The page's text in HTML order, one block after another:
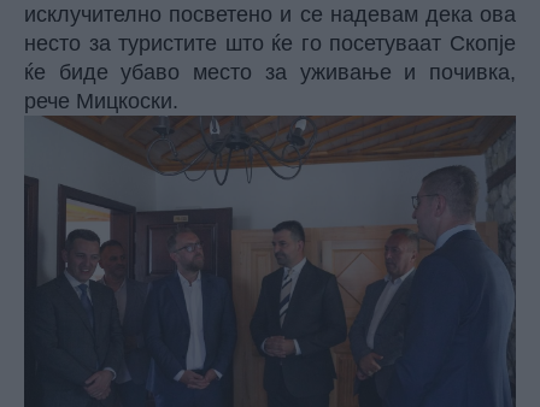
исклучително посветено и се надевам дека ова
несто за туристите што ќе го посетуваат Скопје
ќе биде убаво место за уживање и почивка,
рече Мицкоски.